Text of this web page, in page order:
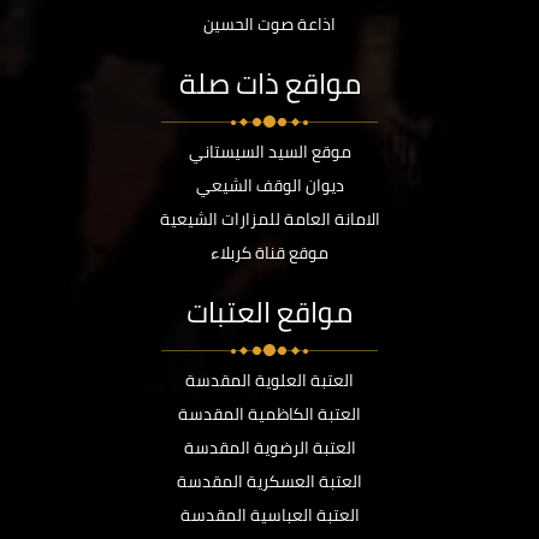
اذاعة صوت الحسين
مواقع ذات صلة
موقع السيد السيستاني
ديوان الوقف الشيعي
الامانة العامة للمزارات الشيعية
موقع قناة كربلاء
مواقع العتبات
العتبة العلوية المقدسة
العتبة الكاظمية المقدسة
العتبة الرضوية المقدسة
العتبة العسكرية المقدسة
العتبة العباسية المقدسة